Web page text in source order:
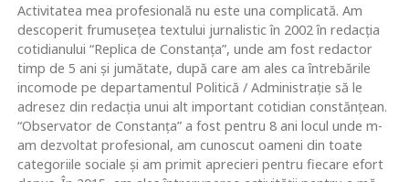
Activitatea mea profesională nu este una complicată. Am
descoperit frumusețea textului jurnalistic în 2002 în redacția
cotidianului “Replica de Constanța”, unde am fost redactor
timp de 5 ani și jumătate, după care am ales ca întrebările
incomode pe departamentul Politică / Administrație să le
adresez din redacția unui alt important cotidian constănțean.
“Observator de Constanța” a fost pentru 8 ani locul unde m-
am dezvoltat profesional, am cunoscut oameni din toate
categoriile sociale și am primit aprecieri pentru fiecare efort